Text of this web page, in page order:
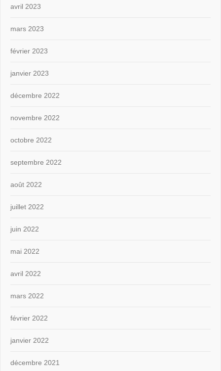
avril 2023
mars 2023
février 2023
janvier 2023
décembre 2022
novembre 2022
octobre 2022
septembre 2022
août 2022
juillet 2022
juin 2022
mai 2022
avril 2022
mars 2022
février 2022
janvier 2022
décembre 2021